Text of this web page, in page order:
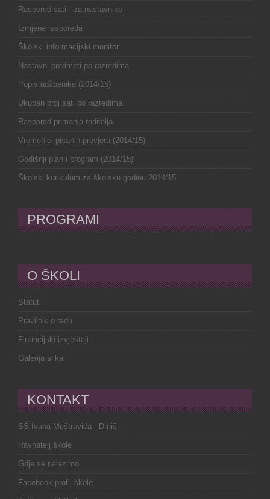
Raspored sati - za nastavnike
Izmjene rasporeda
Školski informacijski monitor
Nastavni predmeti po razredima
Popis udžbenika (2014/15)
Ukupan broj sati po razredima
Raspored primanja roditelja
Vremenici pisanih provjera (2014/15)
Godišnji plan i program (2014/15)
Školski kurikulum za školsku godinu 2014/15
PROGRAMI
O ŠKOLI
Statut
Pravilnik o radu
Financijski izvještaji
Galerija slika
KONTAKT
SŠ Ivana Meštrovića - Drniš
Ravnatelj škole
Gdje se nalazimo
Facebook profil škole